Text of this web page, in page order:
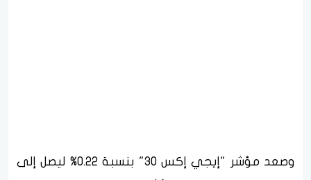
وصعد مؤشر "إيجي إكس 30" بنسبة 0.22% ليصل إلى